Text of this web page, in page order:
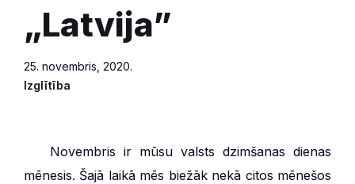
„Latvija”
25. novembris, 2020.
Izglītība
Novembris ir mūsu valsts dzimšanas dienas
mēnesis. Šajā laikā mēs biežāk nekā citos mēnešos